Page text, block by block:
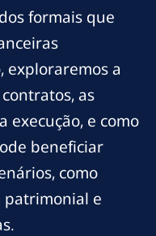
formais que
exploraremos a
as
execução, e como
beneficiar
como
patrimonial e